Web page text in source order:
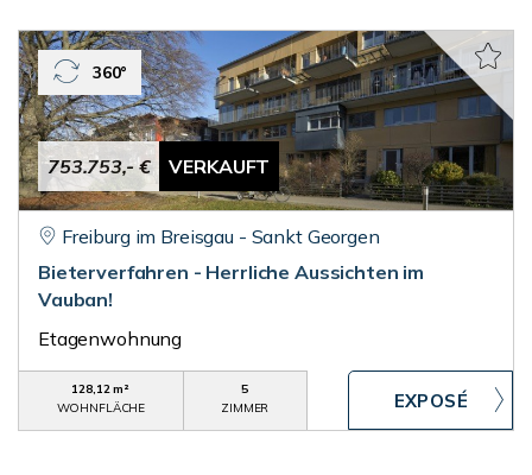
753.753,- € VERKAUFT
360°
Freiburg im Breisgau - Sankt Georgen
Bieterverfahren - Herrliche Aussichten im
Vauban!
Etagenwohnung
128,12 m²
WOHNFLÄCHE
5
ZIMMER